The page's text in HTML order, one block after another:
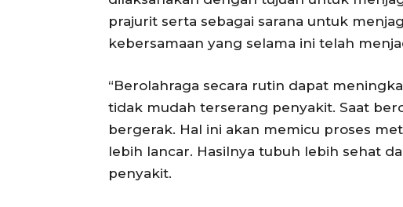
prajurit serta sebagai sarana untuk
kebersamaan yang selama ini telah
“Berolahraga secara rutin dapat
tidak mudah terserang penyakit. Saat
bergerak. Hal ini akan memicu proses
lebih lancar. Hasilnya tubuh lebih sehat
penyakit.